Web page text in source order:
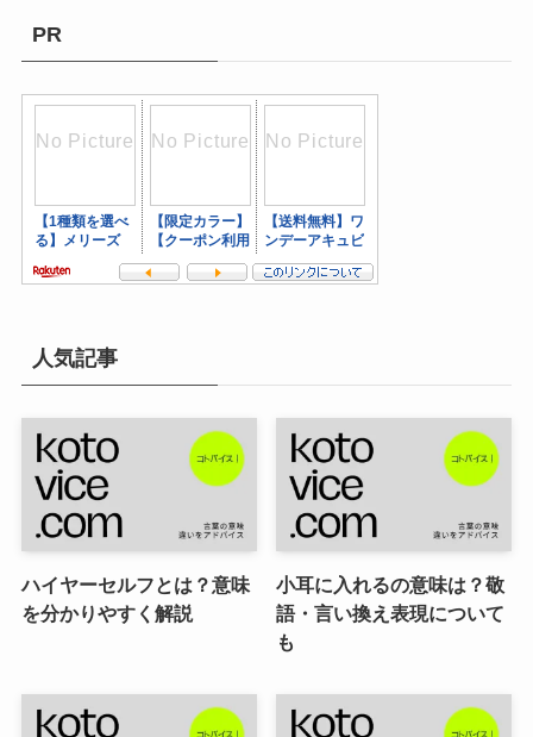
PR
人気記事
ハイヤーセルフとは？意味
を分かりやすく解説
小耳に入れるの意味は？敬
語・言い換え表現について
も